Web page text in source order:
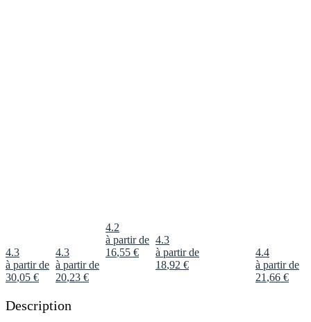
4.3
à partir de
30,05 €
4.3
à partir de
20,23 €
4.2
à partir de
16,55 €
4.3
à partir de
18,92 €
4.4
à partir de
21 ,66 €
Description